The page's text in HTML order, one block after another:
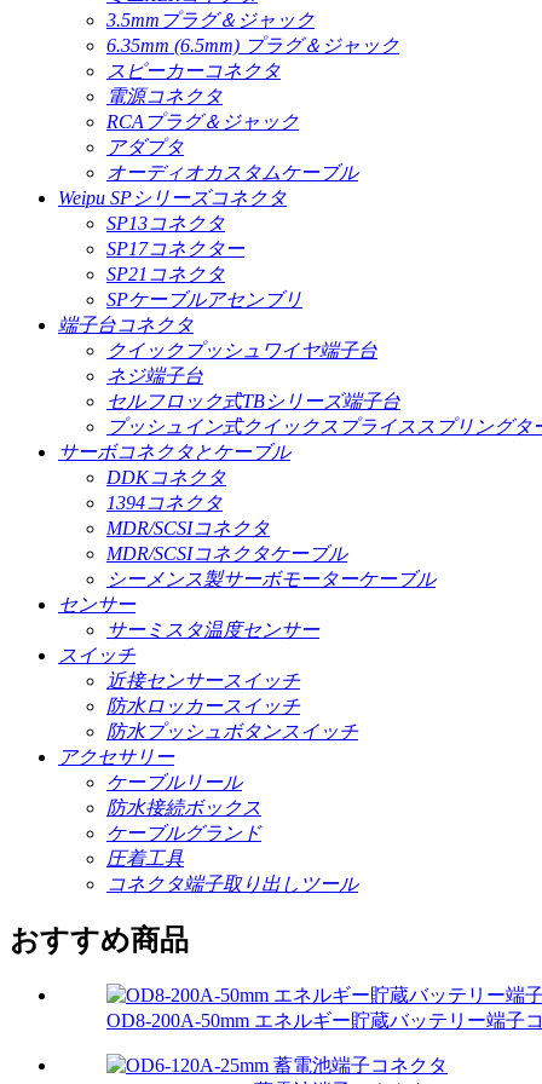
3.5mmプラグ＆ジャック
6.35mm (6.5mm) プラグ＆ジャック
スピーカーコネクタ
電源コネクタ
RCAプラグ＆ジャック
アダプタ
オーディオカスタムケーブル
Weipu SPシリーズコネクタ
SP13コネクタ
SP17コネクター
SP21コネクタ
SPケーブルアセンブリ
端子台コネクタ
クイックプッシュワイヤ端子台
ネジ端子台
セルフロック式TBシリーズ端子台
プッシュイン式クイックスプライススプリングタ
サーボコネクタとケーブル
DDKコネクタ
1394コネクタ
MDR/SCSIコネクタ
MDR/SCSIコネクタケーブル
シーメンス製サーボモーターケーブル
センサー
サーミスタ温度センサー
スイッチ
近接センサースイッチ
防水ロッカースイッチ
防水プッシュボタンスイッチ
アクセサリー
ケーブルリール
防水接続ボックス
ケーブルグランド
圧着工具
コネクタ端子取り出しツール
おすすめ商品
OD8-200A-50mm エネルギー貯蔵バッテリー端子